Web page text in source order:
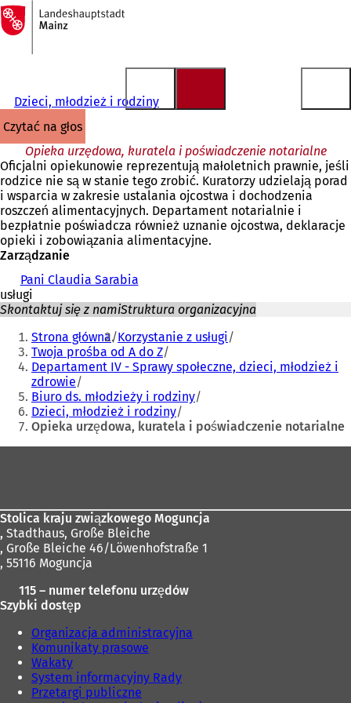
Przejdź do treści
Do
strony
głównej
Dzieci, młodzież i rodziny
czytać na głos
Opieka urzędowa, kuratela i poświadczenie notarialne
Oficjalni opiekunowie reprezentują małoletnich prawnie, jeśli
rodzice nie są w stanie tego zrobić. Kuratorzy udzielają porad
i wsparcia w zakresie ustalania ojcostwa i dochodzenia
roszczeń alimentacyjnych. Departament notarialnie i
bezpłatnie poświadcza również uznanie ojcostwa, deklaracje
opieki i zobowiązania alimentacyjne.
Zarządzanie
Pani Claudia Sarabia
usługi
Skontaktuj się z namiStruktura organizacyjna
Jesteś
tutaj:
Strona główna Korzystanie z usługi
Twoja prośba od A do Z
Departament IV - Sprawy społeczne, dzieci, młodzież i
zdrowie
Biuro ds. młodzieży i rodziny
Dzieci, młodzież i rodziny
Opieka urzędowa, kuratela i poświadczenie notarialne
Stolica kraju związkowego Moguncja
, Stadthaus, Große Bleiche
, Große Bleiche 46/Löwenhofstraße 1
, 55116 Moguncja
115 – numer telefonu urzędów
Szybki dostęp
Organizacja administracyjna
Komunikaty prasowe
Wakaty
System informacyjny Rady
Przetargi publiczne